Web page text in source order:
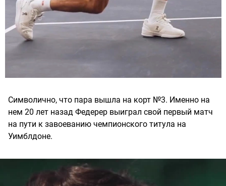
Символично, что пара вышла на корт №3. Именно на
нем 20 лет назад Федерер выиграл свой первый матч
на пути к завоеванию чемпионского титула на
Уимблдоне.